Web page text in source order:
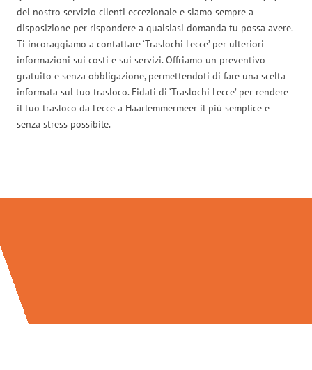
del nostro servizio clienti eccezionale e siamo sempre a
disposizione per rispondere a qualsiasi domanda tu possa avere.
Ti incoraggiamo a contattare ‘Traslochi Lecce’ per ulteriori
informazioni sui costi e sui servizi. Offriamo un preventivo
gratuito e senza obbligazione, permettendoti di fare una scelta
informata sul tuo trasloco. Fidati di ‘Traslochi Lecce’ per rendere
il tuo trasloco da Lecce a Haarlemmermeer il più semplice e
senza stress possibile.